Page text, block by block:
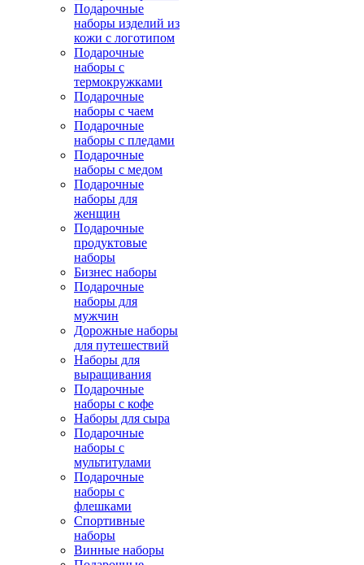
Подарочные
наборы изделий из
кожи с логотипом
Подарочные
наборы с
термокружками
Подарочные
наборы с чаем
Подарочные
наборы с пледами
Подарочные
наборы с медом
Подарочные
наборы для
женщин
Подарочные
продуктовые
наборы
Бизнес наборы
Подарочные
наборы для
мужчин
Дорожные наборы
для путешествий
Наборы для
выращивания
Подарочные
наборы с кофе
Наборы для сыра
Подарочные
наборы с
мультитулами
Подарочные
наборы с
флешками
Спортивные
наборы
Винные наборы